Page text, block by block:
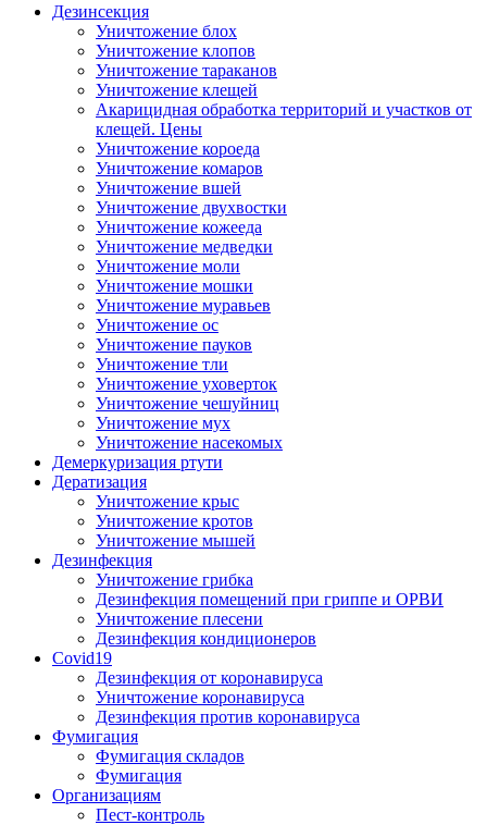
Дезинсекция
Уничтожение блох
Уничтожение клопов
Уничтожение тараканов
Уничтожение клещей
Акарицидная обработка территорий и участков от
клещей. Цены
Уничтожение короеда
Уничтожение комаров
Уничтожение вшей
Уничтожение двухвостки
Уничтожение кожееда
Уничтожение медведки
Уничтожение моли
Уничтожение мошки
Уничтожение муравьев
Уничтожение ос
Уничтожение пауков
Уничтожение тли
Уничтожение уховерток
Уничтожение чешуйниц
Уничтожение мух
Уничтожение насекомых
Демеркуризация ртути
Дератизация
Уничтожение крыс
Уничтожение кротов
Уничтожение мышей
Дезинфекция
Уничтожение грибка
Дезинфекция помещений при гриппе и ОРВИ
Уничтожение плесени
Дезинфекция кондиционеров
Covid19
Дезинфекция от коронавируса
Уничтожение коронавируса
Дезинфекция против коронавируса
Фумигация
Фумигация складов
Фумигация
Организациям
Пест-контроль